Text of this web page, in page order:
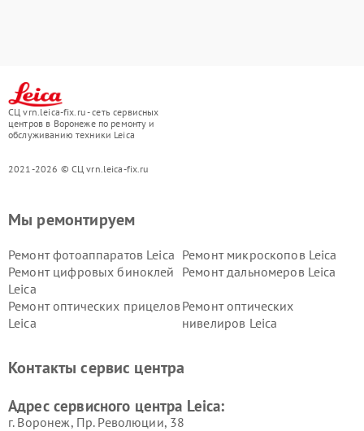
СЦ vrn.leica-fix.ru - сеть сервисных
центров в Воронеже по ремонту и
обслуживанию техники Leica
2021-2026 © СЦ vrn.leica-fix.ru
Мы ремонтируем
Ремонт фотоаппаратов Leica Ремонт микроскопов Leica
Ремонт цифровых биноклей
Leica
Ремонт дальномеров Leica
Ремонт оптических прицелов
Leica
Ремонт оптических
нивелиров Leica
Контакты сервис центра
Адрес сервисного центра Leica:
г. Воронеж, Пр. Революции, 38